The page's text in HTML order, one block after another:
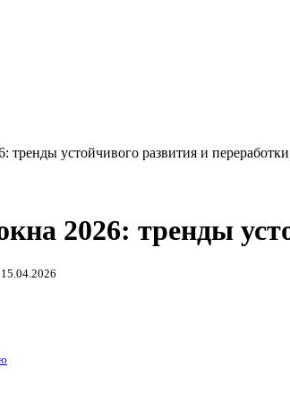
тренды устойчивого развития и переработки
2026: тренды
15.04.2026